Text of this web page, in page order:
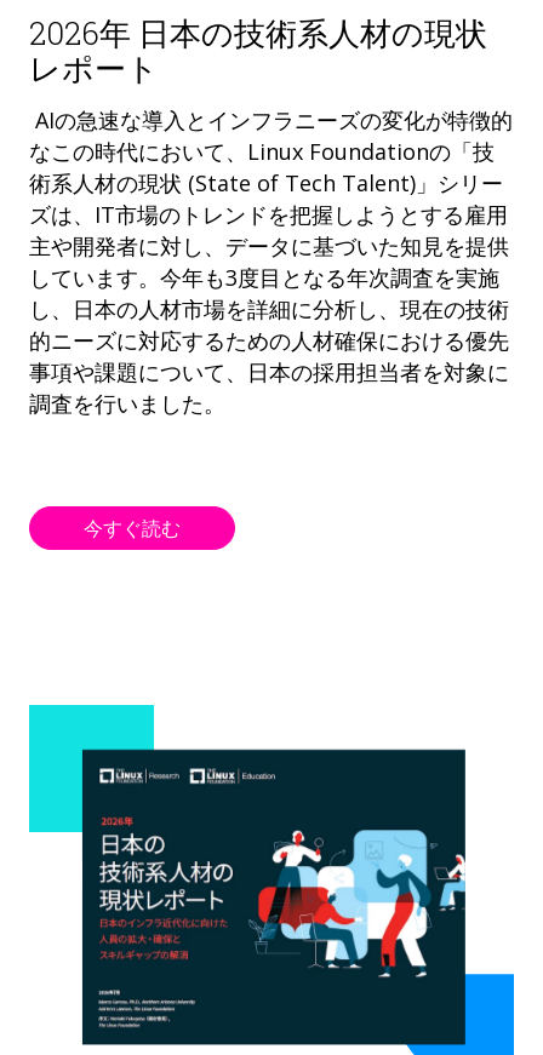
2026年 日本の技術系人材の現状
レポート
AIの急速な導入とインフラニーズの変化が特徴的
なこの時代において、Linux Foundationの「技
術系人材の現状 (State of Tech Talent)」シリー
ズは、IT市場のトレンドを把握しようとする雇用
主や開発者に対し、データに基づいた知見を提供
しています。今年も3度目となる年次調査を実施
し、日本の人材市場を詳細に分析し、現在の技術
的ニーズに対応するための人材確保における優先
事項や課題について、日本の採用担当者を対象に
調査を行いました。
今すぐ読む